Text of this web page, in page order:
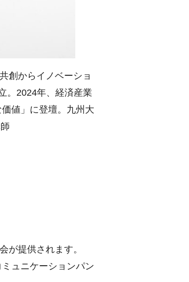
創からイノベーショ
。2024年、経済産業
値」に登壇。九州大
が提供されます。
ュニケーションパン